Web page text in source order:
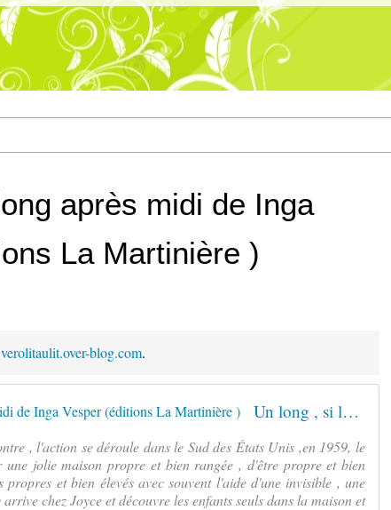
après midi de Inga
La Martinière )
verolitaulit.over-blog.com.
Un long , si long après midi de Inga Vesper (éditions La Martinière )
, l'action se déroule dans le Sud des États Unis ,en 1959, le
une jolie maison propre et bien rangée , d'être propre et bien
propres et bien élevés avec souvent l'aide d'une invisible , une
chez Joyce et découvre les enfants seuls dans la maison et